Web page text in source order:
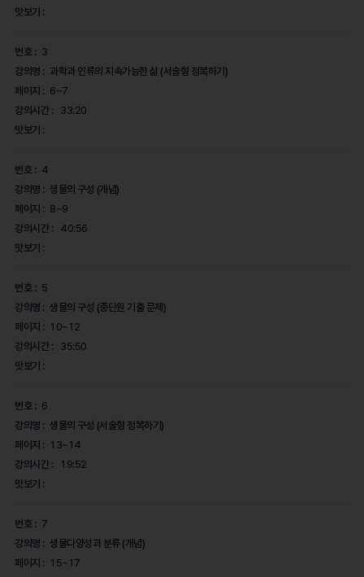
공
다.
맛보기 :
번호 : 3
강의명 : 과학과 인류의 지속가능한 삶 (서술형 정복하기)
페이지 : 6~7
강의시간 :
33:20
맛보기 :
번호 : 4
강의명 : 생물의 구성 (개념)
페이지 : 8~9
강의시간 :
40:56
맛보기 :
번호 : 5
강의명 : 생물의 구성 (중단원 기출 문제)
페이지 : 10~12
강의시간 :
35:50
맛보기 :
번호 : 6
강의명 : 생물의 구성 (서술형 정복하기)
페이지 : 13~14
강의시간 :
19:52
맛보기 :
번호 : 7
강의명 : 생물다양성과 분류 (개념)
페이지 : 15~17